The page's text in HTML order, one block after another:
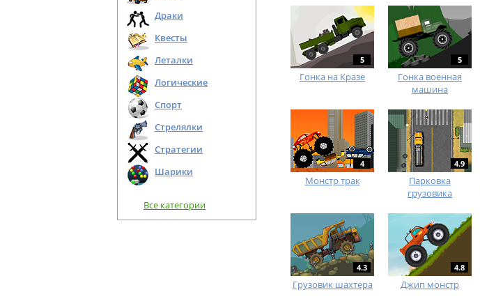
Драки
Квесты
Леталки
Логические
Спорт
Стрелялки
Стратегии
Шарики
Все категории
5
Гонка на Кразе
5
Гонка военная
машина
4
Монстр трак
4.9
Парковка
грузовика
4.3
Грузовик шахтера
4.8
Джип монстр